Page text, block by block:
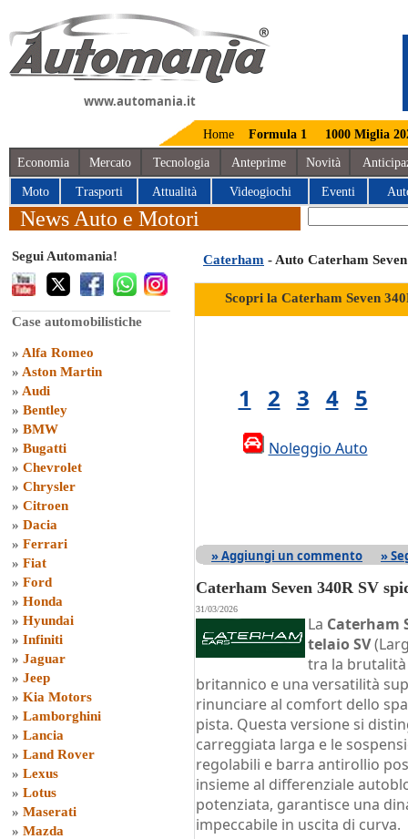
www.automania.it
Home Formula 1 1000 Miglia
Economia Mercato Tecnologia Anteprime Novità
Moto Trasporti Attualità Videogiochi Eventi
News Auto e Motori
Segui Automania!
Case automobilistiche
» Alfa Romeo
» Aston Martin
» Audi
» Bentley
» BMW
» Bugatti
» Chevrolet
» Chrysler
» Citroen
» Dacia
» Ferrari
» Fiat
» Ford
» Honda
» Hyundai
» Infiniti
» Jaguar
» Jeep
» Kia Motors
» Lamborghini
» Lancia
» Land Rover
» Lexus
» Lotus
» Maserati
» Mazda
Caterham - Auto Caterham
Scopri la Caterham Seven
1 2 3 4 5
Noleggio Auto
» Aggiungi un commento »
Caterham Seven 340R SV
31/03/2026
La Caterham
telaio SV
tra la
britannico e una versatilità
rinunciare al comfort dello
pista. Questa versione si
carreggiata larga e le
regolabili e barra antirollio
insieme al differenziale
potenziata, garantisce una
impeccabile in uscita di curva.